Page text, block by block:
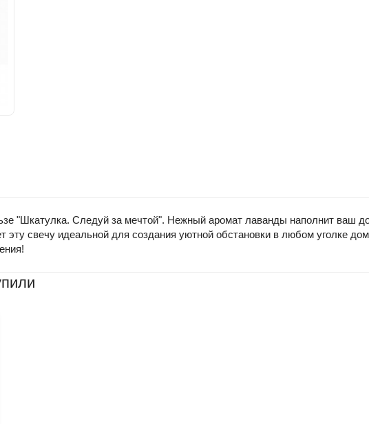
"Шкатулка. Следуй за мечтой". Нежный аромат лаванды наполнит ваш
свечу идеальной для создания уютной обстановки в любом уголке